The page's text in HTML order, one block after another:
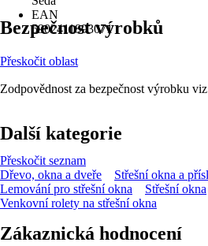
EAN
5902411893071
Bezpečnost výrobků
Přeskočit oblast
Zodpovědnost za bezpečnost výrobku viz
Další kategorie
Přeskočit seznam
Dřevo, okna a dveře
Střešní okna a
Lemování pro střešní okna
Střešní okna
Venkovní rolety na střešní okna
Zákaznická hodnocení